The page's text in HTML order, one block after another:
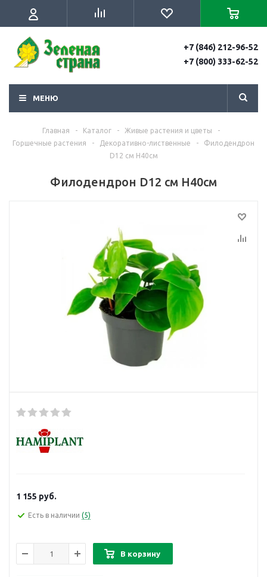
+7 (846) 212-96-52
+7 (800) 333-62-52
МЕНЮ
Главная - Каталог - Живые растения и цветы
-
Горшечные растения
- Декоративно-лиственные -
Филодендрон
D12 см H40см
Филодендрон D12 см H40см
1 155 руб.
Есть в наличии (5)
В корзину